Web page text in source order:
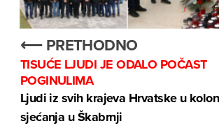
⟵ PRETHODNO
TISUĆE LJUDI JE ODALO POČAST
POGINULIMA
Ljudi iz svih krajeva Hrvatske u
sjećanja u Škabrnji